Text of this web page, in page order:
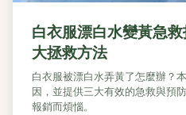
白衣服漂白水變黃急
大拯救方法
白衣服被漂白水弄黃了怎麼辦？
因，並提供三大有效的急救與預
報銷而煩惱。